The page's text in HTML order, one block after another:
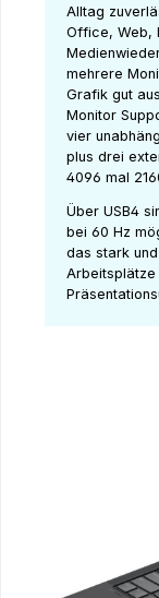
Alltag
Office, Web,
mehrere
Grafik gut
Monitor
vier
plus drei
4096 mal
Über USB4
bei 60 Hz
das stark
Arbeitsplätze